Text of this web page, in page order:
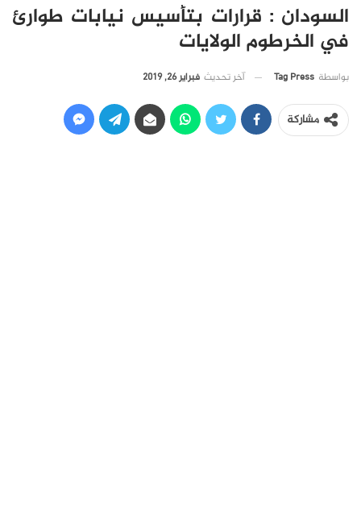
السودان : قرارات بتأسيس نيابات طوارئ
في الخرطوم الولايات
بواسطة Tag Press آخر تحديث فبراير 26, 2019
مشاركة